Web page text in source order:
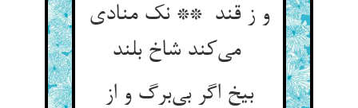
و ز قند ** نک منادی
می‌کند شاخ بلند
بیخ اگر بی‌برگ و از